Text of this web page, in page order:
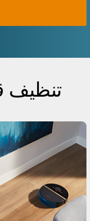
تنظيف